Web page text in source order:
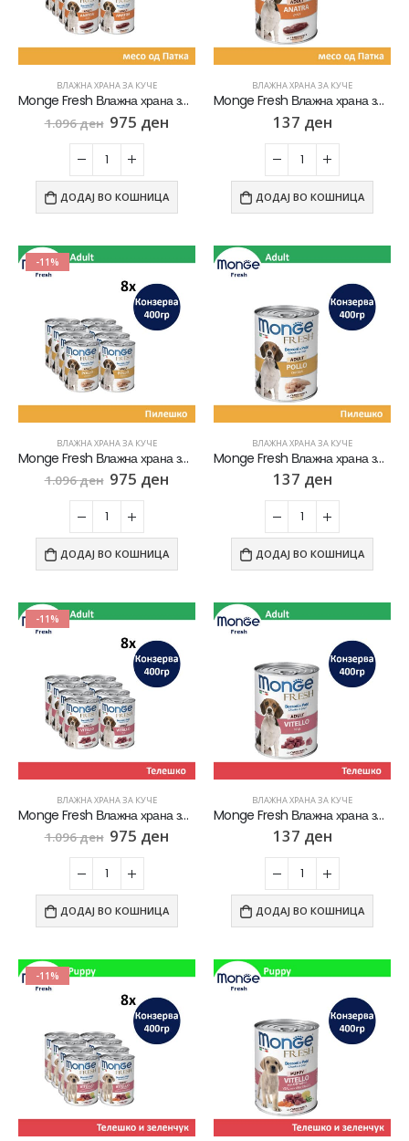
ВЛАЖНА ХРАНА ЗА КУЧЕ
Monge Fresh Влажна храна за Возрасни кучиња со парчиња Патка СЕТ 8х [Конзерва 400гр]
1.096ден 975 ден
ДОДАЈ ВО КОШНИЦА
ВЛАЖНА ХРАНА ЗА КУЧЕ
Monge Fresh Влажна храна за Возрасни кучиња со парчиња Патка [Конзерва 400гр]
137 ден
ДОДАЈ ВО КОШНИЦА
-11%
ВЛАЖНА ХРАНА ЗА КУЧЕ
Monge Fresh Влажна храна за Возрасни кучиња со парчиња Пилешко СЕТ 8х [Конзерва 400гр]
1.096ден 975 ден
ДОДАЈ ВО КОШНИЦА
ВЛАЖНА ХРАНА ЗА КУЧЕ
Monge Fresh Влажна храна за Возрасни кучиња со парчиња Пилешко [Конзерва 400гр]
137 ден
ДОДАЈ ВО КОШНИЦА
-11%
ВЛАЖНА ХРАНА ЗА КУЧЕ
Monge Fresh Влажна храна за Возрасни кучиња со парчиња Телешко СЕТ 8х [Конзерва 400гр]
1.096ден 975 ден
ДОДАЈ ВО КОШНИЦА
ВЛАЖНА ХРАНА ЗА КУЧЕ
Monge Fresh Влажна храна за Возрасни кучиња со парчиња Телешко [Конзерва 400гр]
137 ден
ДОДАЈ ВО КОШНИЦА
-11%